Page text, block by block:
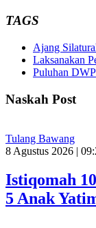
TAGS
Ajang
Laksanakan
Puluhan
Naskah Post
Tulang Bawang
8 Agustus 2026 |
Istiqomah
5 Anak